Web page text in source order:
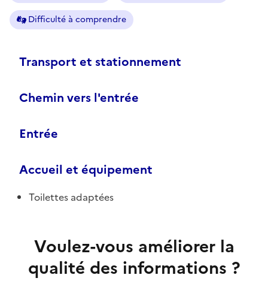
Difficulté à comprendre
Transport et stationnement
Chemin vers l'entrée
Entrée
Accueil et équipement
Toilettes adaptées
Voulez-vous améliorer la
qualité des informations ?